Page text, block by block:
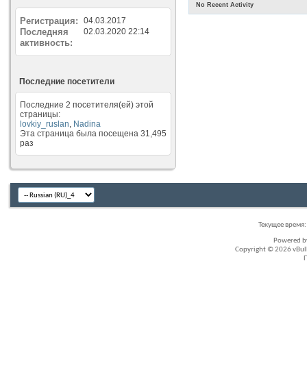
Регистрация 04.03.2017
Последняя
активность
02.03.2020 22:14
Последние посетители
Последние 2 посетителя(ей) этой
страницы:
lovkiy_ruslan, Nadina
Эта страница была посещена 31,495
раз
No Recent Activity
Текущее время:
Powered
Copyright © 2026